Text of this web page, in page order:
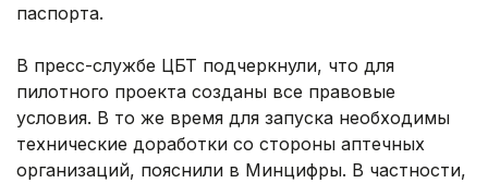
паспорта.
В пресс-службе ЦБТ подчеркнули, что для
пилотного проекта созданы все правовые
условия. В то же время для запуска необходимы
технические доработки со стороны аптечных
организаций, пояснили в Минцифры. В частности,